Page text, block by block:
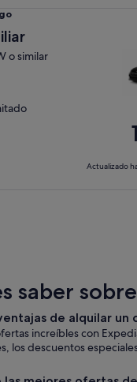
o similar
Actualizado
saber
de alquilar
increíbles con
los descuentos